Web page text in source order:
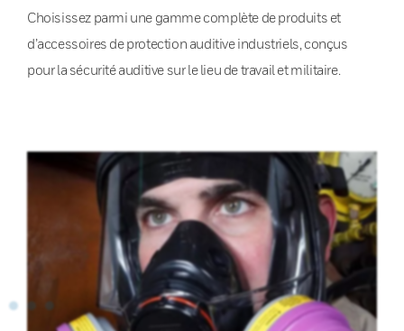
Choisissez parmi une gamme complète de produits et
d’accessoires de protection auditive industriels, conçus
pour la sécurité auditive sur le lieu de travail et militaire.